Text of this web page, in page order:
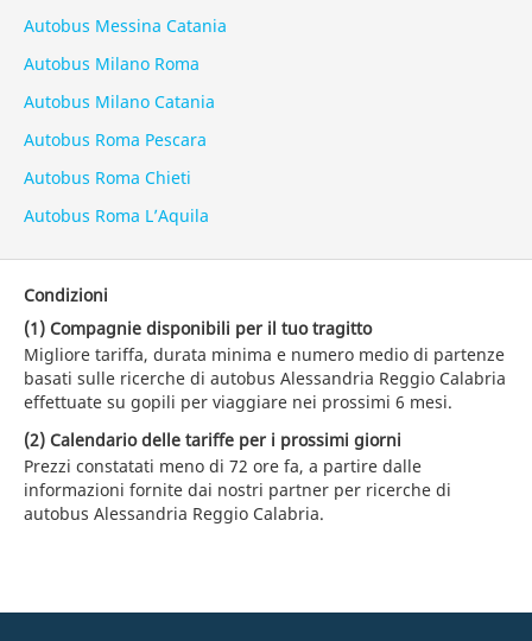
Autobus Messina Catania
Autobus Milano Roma
Autobus Milano Catania
Autobus Roma Pescara
Autobus Roma Chieti
Autobus Roma L’Aquila
Condizioni
(1) Compagnie disponibili per il tuo tragitto
Migliore tariffa, durata minima e numero medio di partenze
basati sulle ricerche di autobus Alessandria Reggio Calabria
effettuate su gopili per viaggiare nei prossimi 6 mesi.
(2) Calendario delle tariffe per i prossimi giorni
Prezzi constatati meno di 72 ore fa, a partire dalle
informazioni fornite dai nostri partner per ricerche di
autobus Alessandria Reggio Calabria.